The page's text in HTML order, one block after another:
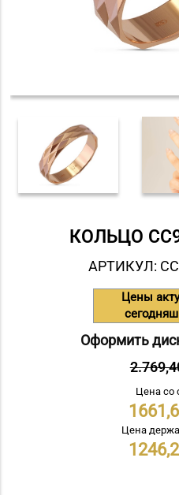
КОЛЬЦО
АРТИКУЛ:
Цены
Оформить
Цена со
Цена